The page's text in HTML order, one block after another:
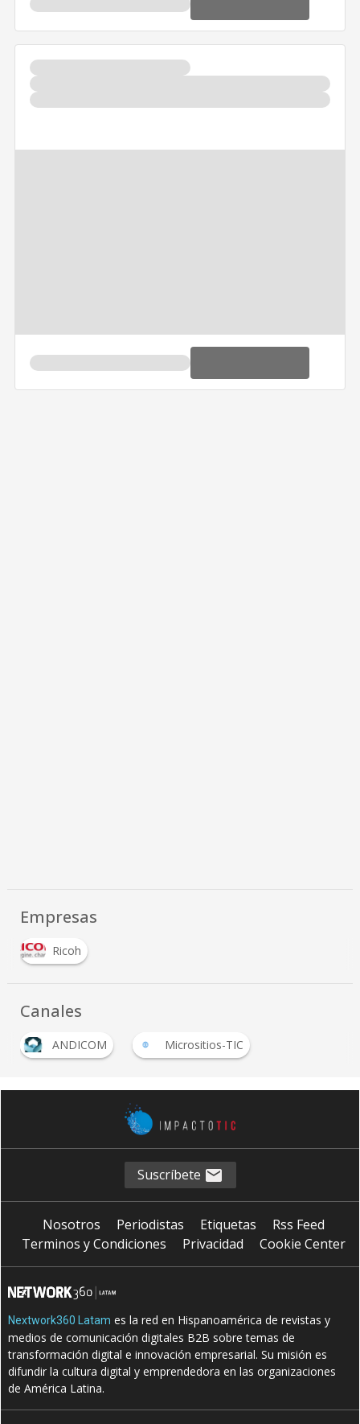
Empresas
Ricoh
Canales
ANDICOM Micrositios-TIC
Suscríbete
Nosotros Periodistas Etiquetas
Rss Feed
Terminos y Condiciones
Privacidad Cookie Center
Nextwork360 Latam es la red en Hispanoamérica de revistas y
medios de comunicación digitales B2B sobre temas de
transformación digital e innovación empresarial. Su misión es
difundir la cultura digital y emprendedora en las organizaciones
de América Latina.